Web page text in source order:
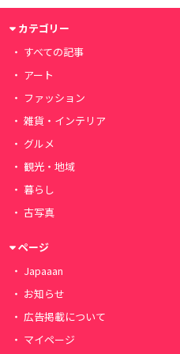
カテゴリー
すべての記事
アート
ファッション
雑貨・インテリア
グルメ
観光・地域
暮らし
古写真
ページ
Japaaan
お知らせ
広告掲載について
マイページ